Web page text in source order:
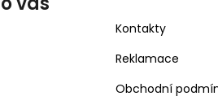
Kontakty
Reklamace
Obchodní